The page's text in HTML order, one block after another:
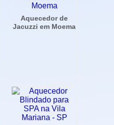
Aquecedor de
Jacuzzi em Moema